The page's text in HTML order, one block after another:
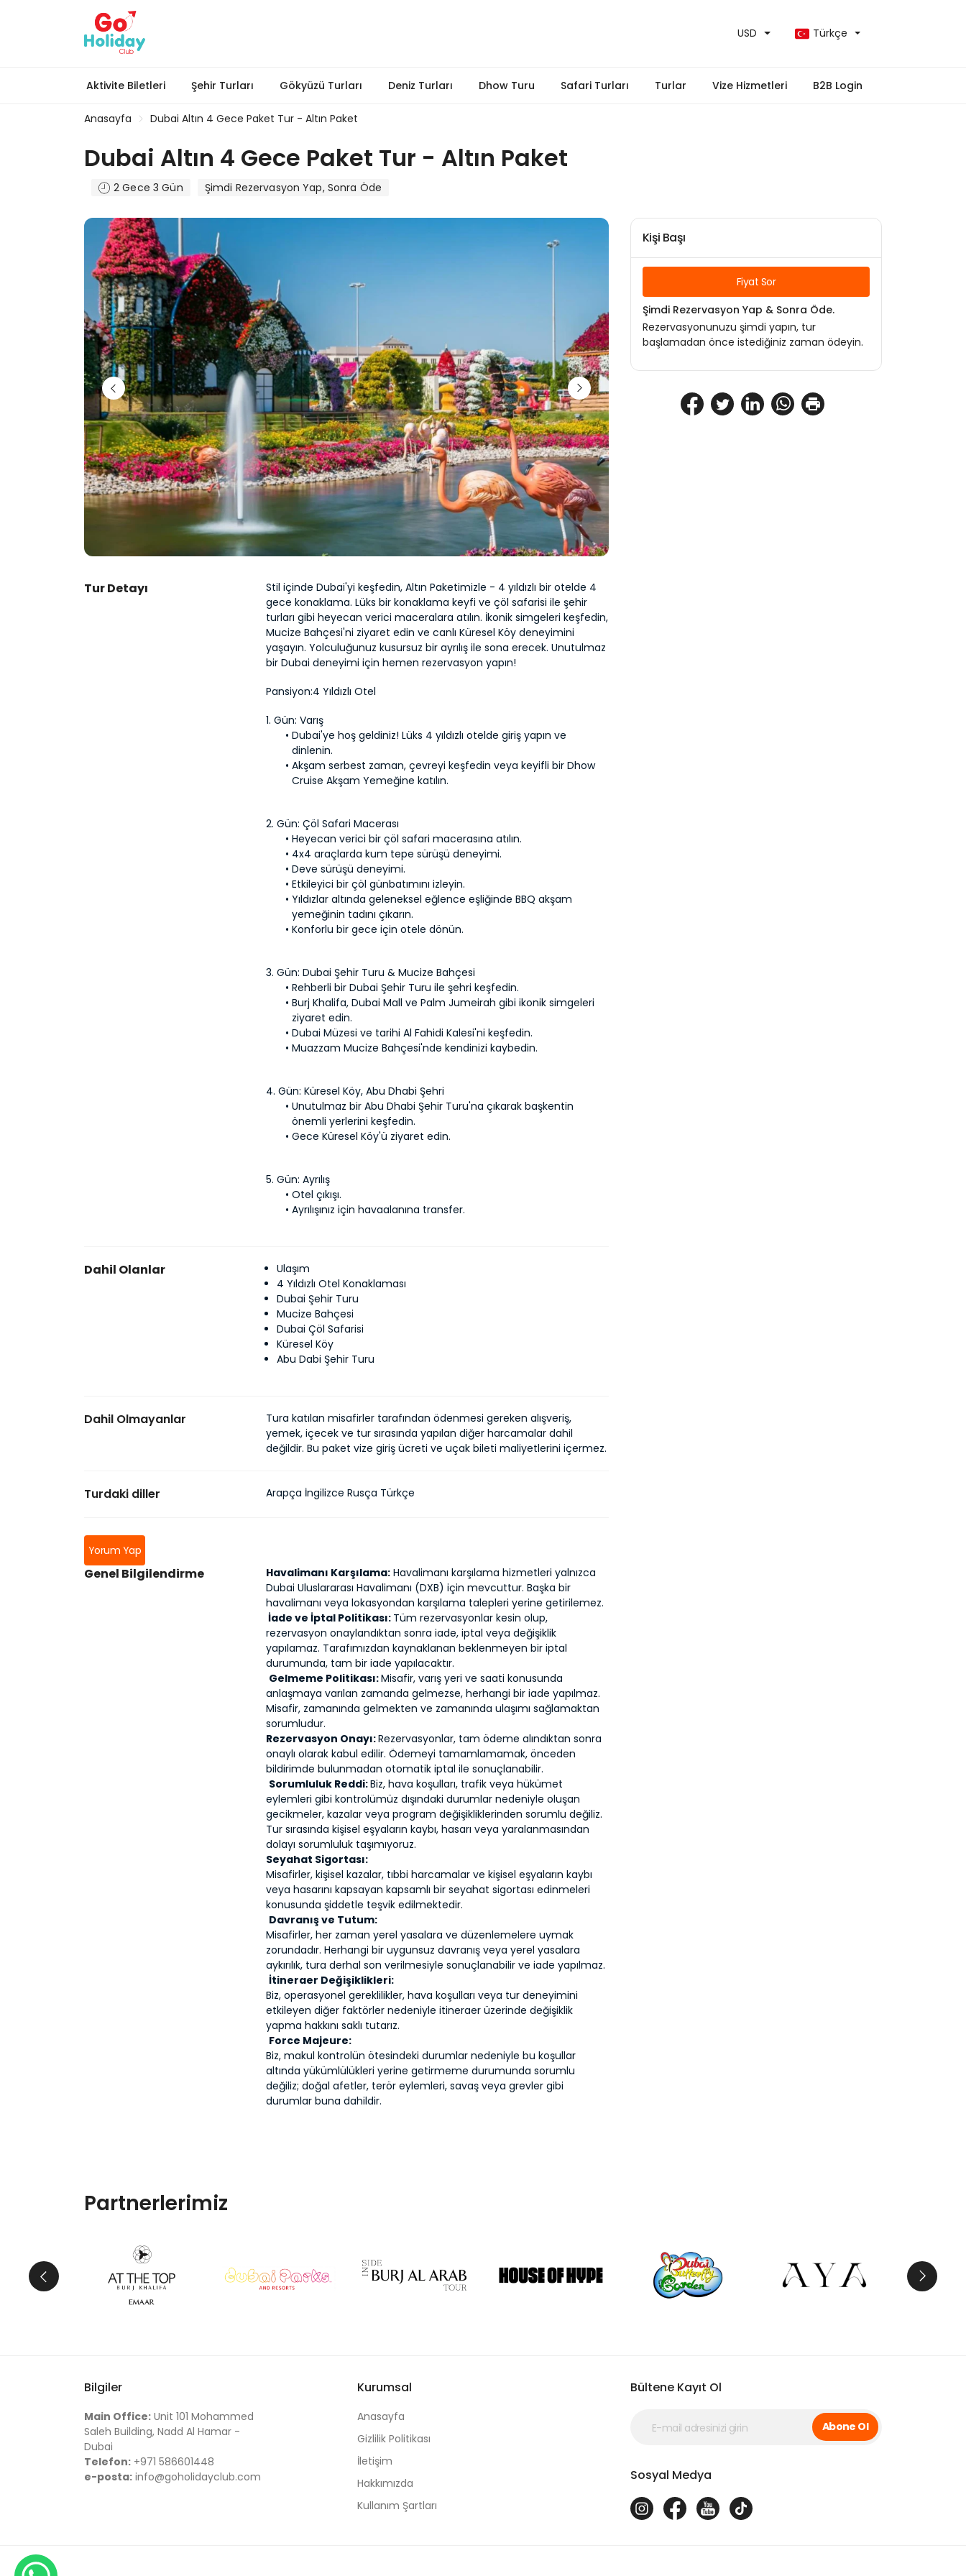
USD Türkçe
Aktivite Biletleri Şehir Turları Gökyüzü Turları Deniz Turları Dhow Turu Safari Turları Turlar Vize Hizmetleri B2B Login
Anasayfa Dubai Altın 4 Gece Paket Tur - Altın Paket
Dubai Altın 4 Gece Paket Tur - Altın Paket
2 Gece 3 Gün Şimdi Rezervasyon Yap, Sonra Öde
Tur Detayı
Stil içinde Dubai'yi keşfedin, Altın Paketimizle - 4 yıldızlı bir otelde 4
gece konaklama. Lüks bir konaklama keyfi ve çöl safarisi ile şehir
turları gibi heyecan verici maceralara atılın. İkonik simgeleri keşfedin,
Mucize Bahçesi'ni ziyaret edin ve canlı Küresel Köy deneyimini
yaşayın. Yolculuğunuz kusursuz bir ayrılış ile sona erecek. Unutulmaz
bir Dubai deneyimi için hemen rezervasyon yapın!
Pansiyon:4 Yıldızlı Otel
1. Gün: Varış
Dubai'ye hoş geldiniz! Lüks 4 yıldızlı otelde giriş yapın ve
dinlenin.
Akşam serbest zaman, çevreyi keşfedin veya keyifli bir Dhow
Cruise Akşam Yemeğine katılın.
2. Gün: Çöl Safari Macerası
Heyecan verici bir çöl safari macerasına atılın.
4x4 araçlarda kum tepe sürüşü deneyimi.
Deve sürüşü deneyimi.
Etkileyici bir çöl günbatımını izleyin.
Yıldızlar altında geleneksel eğlence eşliğinde BBQ akşam
yemeğinin tadını çıkarın.
Konforlu bir gece için otele dönün.
3. Gün: Dubai Şehir Turu & Mucize Bahçesi
Rehberli bir Dubai Şehir Turu ile şehri keşfedin.
Burj Khalifa, Dubai Mall ve Palm Jumeirah gibi ikonik simgeleri
ziyaret edin.
Dubai Müzesi ve tarihi Al Fahidi Kalesi'ni keşfedin.
Muazzam Mucize Bahçesi'nde kendinizi kaybedin.
4. Gün: Küresel Köy, Abu Dhabi Şehri
Unutulmaz bir Abu Dhabi Şehir Turu'na çıkarak başkentin
önemli yerlerini keşfedin.
Gece Küresel Köy'ü ziyaret edin.
5. Gün: Ayrılış
Otel çıkışı.
Ayrılışınız için havaalanına transfer.
Dahil Olanlar
Ulaşım
4 Yıldızlı Otel Konaklaması
Dubai Şehir Turu
Mucize Bahçesi
Dubai Çöl Safarisi
Küresel Köy
Abu Dabi Şehir Turu
Dahil Olmayanlar
Tura katılan misafirler tarafından ödenmesi gereken alışveriş,
yemek, içecek ve tur sırasında yapılan diğer harcamalar dahil
değildir. Bu paket vize giriş ücreti ve uçak bileti maliyetlerini içermez.
Turdaki diller Arapça İngilizce Rusça Türkçe
Yorum Yap
Genel Bilgilendirme Havalimanı Karşılama: Havalimanı karşılama hizmetleri yalnızca
Dubai Uluslararası Havalimanı (DXB) için mevcuttur. Başka bir
havalimanı veya lokasyondan karşılama talepleri yerine getirilemez.
İade ve İptal Politikası: Tüm rezervasyonlar kesin olup,
rezervasyon onaylandıktan sonra iade, iptal veya değişiklik
yapılamaz. Tarafımızdan kaynaklanan beklenmeyen bir iptal
durumunda, tam bir iade yapılacaktır.
Gelmeme Politikası:Misafir, varış yeri ve saati konusunda
anlaşmaya varılan zamanda gelmezse, herhangi bir iade yapılmaz.
Misafir, zamanında gelmekten ve zamanında ulaşımı sağlamaktan
sorumludur.
Rezervasyon Onayı:Rezervasyonlar, tam ödeme alındıktan sonra
onaylı olarak kabul edilir. Ödemeyi tamamlamamak, önceden
bildirimde bulunmadan otomatik iptal ile sonuçlanabilir.
Sorumluluk Reddi:Biz, hava koşulları, trafik veya hükümet
eylemleri gibi kontrolümüz dışındaki durumlar nedeniyle oluşan
gecikmeler, kazalar veya program değişikliklerinden sorumlu değiliz.
Tur sırasında kişisel eşyaların kaybı, hasarı veya yaralanmasından
dolayı sorumluluk taşımıyoruz.
Seyahat Sigortası:
Misafirler, kişisel kazalar, tıbbi harcamalar ve kişisel eşyaların kaybı
veya hasarını kapsayan kapsamlı bir seyahat sigortası edinmeleri
konusunda şiddetle teşvik edilmektedir.
Davranış ve Tutum:
Misafirler, her zaman yerel yasalara ve düzenlemelere uymak
zorundadır. Herhangi bir uygunsuz davranış veya yerel yasalara
aykırılık, tura derhal son verilmesiyle sonuçlanabilir ve iade yapılmaz.
İtineraer Değişiklikleri:
Biz, operasyonel gereklilikler, hava koşulları veya tur deneyimini
etkileyen diğer faktörler nedeniyle itineraer üzerinde değişiklik
yapma hakkını saklı tutarız.
Force Majeure:
Biz, makul kontrolün ötesindeki durumlar nedeniyle bu koşullar
altında yükümlülükleri yerine getirmeme durumunda sorumlu
değiliz; doğal afetler, terör eylemleri, savaş veya grevler gibi
durumlar buna dahildir.
Kişi Başı
Fiyat Sor
Şimdi Rezervasyon Yap & Sonra Öde.
Rezervasyonunuzu şimdi yapın, tur
başlamadan önce istediğiniz zaman ödeyin.
Partnerlerimiz
Bilgiler
Main Office: Unit 101 Mohammed
Saleh Building, Nadd Al Hamar -
Dubai
Telefon: +971 586601448
e-posta: info@goholidayclub.com
Kurumsal
Anasayfa
Gizlilik Politikası
İletişim
Hakkımızda
Kullanım Şartları
Bültene Kayıt Ol
Abone Ol
Sosyal Medya